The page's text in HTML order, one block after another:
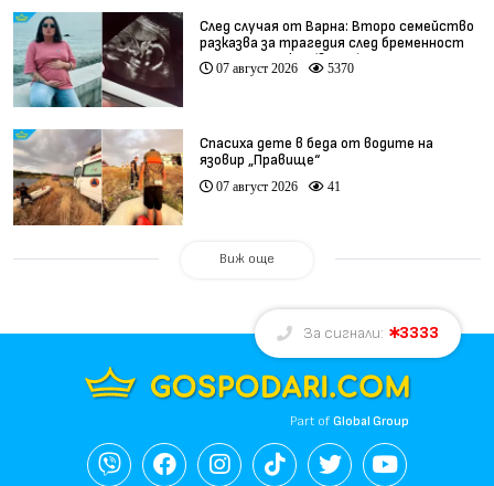
След случая от Варна: Второ семейство
разказва за трагедия след бременност
при същия лекар (видео)
07 август 2026 5370
Спасиха дете в беда от водите на
язовир „Правище“
07 август 2026 41
Виж още
За сигнали: 3333
Part ofGlobal Group